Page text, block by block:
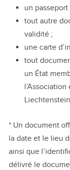
un
tout autre
validité ;
une carte
tout
un État
* Un document
la date et le lieu
ainsi que
délivré le